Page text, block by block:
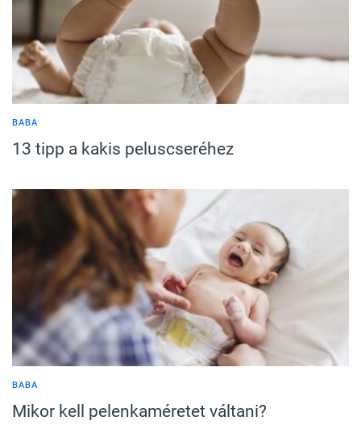
BABA
13 tipp a kakis peluscseréhez
BABA
Mikor kell pelenkaméretet váltani?